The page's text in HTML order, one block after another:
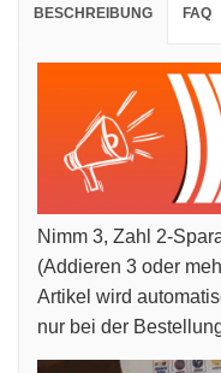
BESCHREIBUNG FAQ
Nimm 3, Zahl 2-
(Addieren 3 oder
Artikel wird
nur bei der